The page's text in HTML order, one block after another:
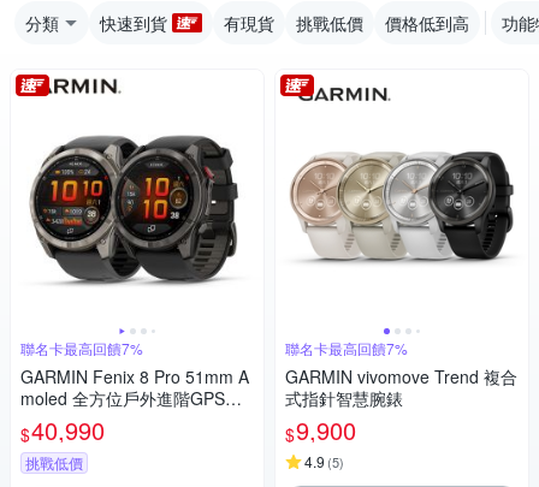
分類 快速到貨 有現貨 挑戰低價 價格低到高 功
聯名卡最高回饋7%
GARMIN Fenix 8 Pro 51mm A
moled 全方位戶外進階GPS智
慧腕錶
$40,990
挑戰低價
聯名卡最高回饋7%
GARMIN vivomove Trend 複合
式指針智慧腕錶
$9,900
4.9 (5)